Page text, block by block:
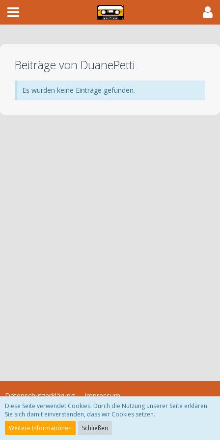
Beiträge von DuanePetti
Es wurden keine Einträge gefunden.
Datenschutzerklärung Impressum
Community-Software:
Diese Seite verwendet Cookies. Durch die Nutzung unserer Seite erklären
Sie sich damit einverstanden, dass wir Cookies setzen.
Weitere Informationen
Schließen